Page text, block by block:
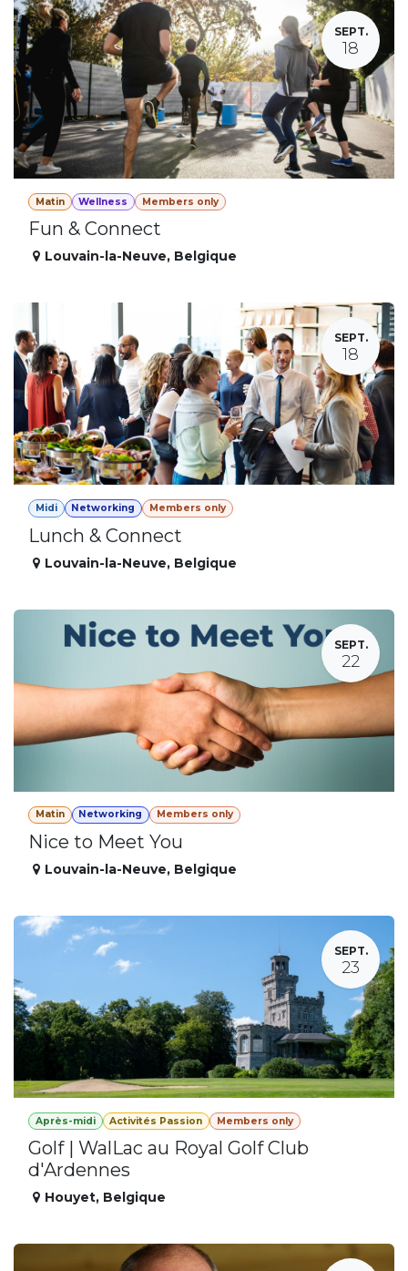
SEPT.
18
Matin Wellness Members only
Fun & Connect
Louvain-la-Neuve, Belgique
SEPT.
18
Midi Networking Members only
Lunch & Connect
Louvain-la-Neuve, Belgique
SEPT.
22
Matin Networking Members only
Nice to Meet You
Louvain-la-Neuve, Belgique
SEPT.
23
Après-midi Activités Passion Members only
Golf | WalLac au Royal Golf Club
d'Ardennes
Houyet, Belgique